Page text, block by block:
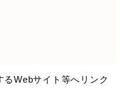
るWebサイト等へリンク